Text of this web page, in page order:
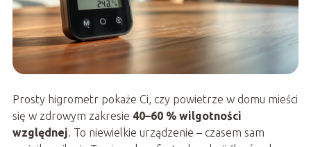
Prosty higrometr pokaże Ci, czy powietrze w domu mieści
się w zdrowym zakresie 40–60 % wilgotności
względnej. To niewielkie urządzenie – czasem sam